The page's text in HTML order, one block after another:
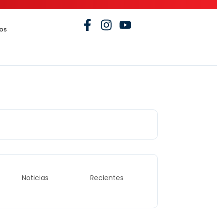
Noticias Recientes